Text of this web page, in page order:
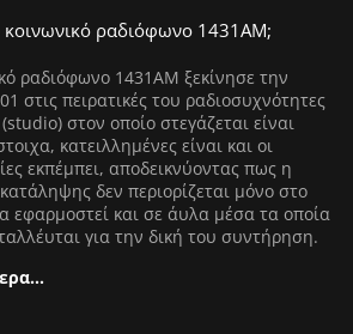
κοινωνικό ραδιόφωνο 1431ΑΜ;
ραδιόφωνο 1431AM ξεκίνησε την
στις πειρατικές του ραδιοσυχνότητες
στον οποίο στεγάζεται είναι
κατειλλημένες είναι και οι
εκπέμπει, αποδεικνύοντας πως η
δεν περιορίζεται μόνο στο
εφαρμοστεί και σε άυλα μέσα τα οποία
για την δική του συντήρηση.